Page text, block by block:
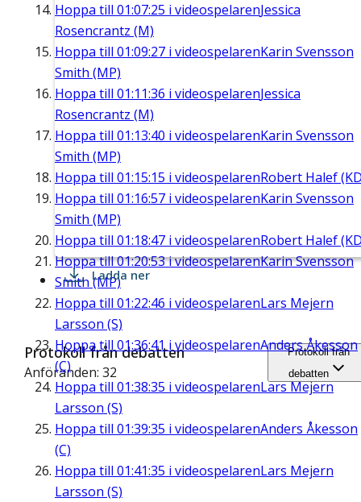
Hoppa till 01:07:25 i videospelarenJessica
Rosencrantz (M)
Hoppa till 01:09:27 i videospelarenKarin Svensson
Smith (MP)
Hoppa till 01:11:36 i videospelarenJessica
Rosencrantz (M)
Hoppa till 01:13:40 i videospelarenKarin Svensson
Smith (MP)
Hoppa till 01:15:15 i videospelarenRobert Halef
Hoppa till 01:16:57 i videospelarenKarin Svensson
Smith (MP)
Hoppa till 01:18:47 i videospelarenRobert Halef
Hoppa till01:20:53i videospelarenKarin Svensson
Smith (MP)
Hoppa till 01:22:46 i videospelarenLars Mejern
Larsson (S)
Hoppa till 01:36:41 i videospelarenAnders Åkesson
(C)
Hoppa till 01:38:35 i videospelarenLars Mejern
Larsson (S)
Hoppa till 01:39:35 i videospelarenAnders Åkesson
(C)
Hoppa till 01:41:35 i videospelarenLars Mejern
Larsson (S)
Ladda ner
Protokoll från debatten
Anföranden: 32
Protokoll från
debatten